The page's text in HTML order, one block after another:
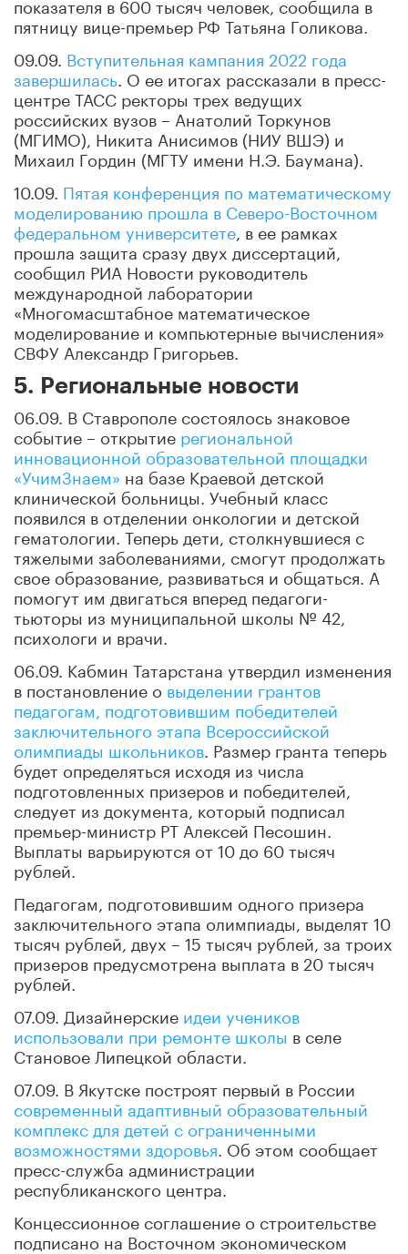
пятницу вице-премьер РФ Татьяна Голикова.
09.09. Вступительная кампания 2022 года
завершилась . О ее итогах рассказали в пресс-
центре ТАСС ректоры трех ведущих
российских вузов – Анатолий Торкунов
(МГИМО), Никита Анисимов (НИУ ВШЭ) и
Михаил Гордин (МГТУ имени Н.Э. Баумана).
10.09. Пятая конференция по математическому
моделированию прошла в Северо-Восточном
федеральном университете , в ее рамках
прошла защита сразу двух диссертаций,
сообщил РИА Новости руководитель
международной лаборатории
«Многомасштабное математическое
моделирование и компьютерные вычисления»
СВФУ Александр Григорьев.
5. Региональные новости
06.09. В Ставрополе состоялось знаковое
событие – открытие региональной
инновационной образовательной площадки
«УчимЗнаем» на базе Краевой детской
клинической больницы. Учебный класс
появился в отделении онкологии и детской
гематологии. Теперь дети, столкнувшиеся с
тяжелыми заболеваниями, смогут продолжать
свое образование, развиваться и общаться. А
помогут им двигаться вперед педагоги-
тьюторы из муниципальной школы № 42,
психологи и врачи.
06.09. Кабмин Татарстана утвердил изменения
в постановление о выделении грантов
педагогам, подготовившим победителей
заключительного этапа Всероссийской
олимпиады школьников . Размер гранта теперь
будет определяться исходя из числа
подготовленных призеров и победителей,
следует из документа, который подписал
премьер-министр РТ Алексей Песошин.
Выплаты варьируются от 10 до 60 тысяч
рублей.
Педагогам, подготовившим одного призера
заключительного этапа олимпиады, выделят 10
тысяч рублей, двух – 15 тысяч рублей, за троих
призеров предусмотрена выплата в 20 тысяч
рублей.
07.09. Дизайнерские идеи учеников
использовали при ремонте школы в селе
Становое Липецкой области.
07.09. В Якутске построят первый в России
современный адаптивный образовательный
комплекс для детей с ограниченными
возможностями здоровья . Об этом сообщает
пресс-служба администрации
республиканского центра.
Концессионное соглашение о строительстве
подписано на Восточном экономическом